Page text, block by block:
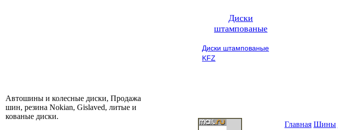
Диски
штампованые
Диски штампованые
KFZ
Автошины и колесные диски, Продажа
шин, резина Nokian, Gislaved, литые и
кованые диски.
Главная Шины